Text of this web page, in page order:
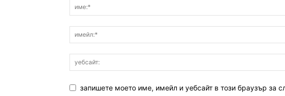
запишете моето име, имейл и уебсайт в този браузър за